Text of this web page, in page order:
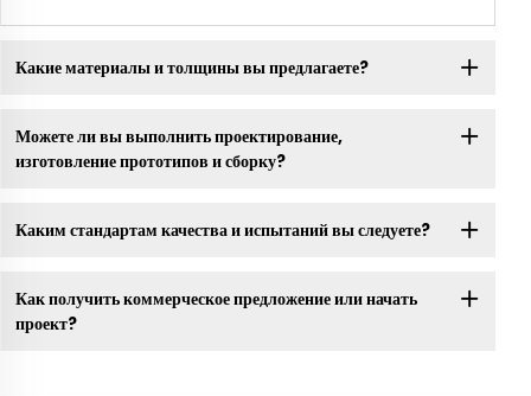
Какие материалы и толщины вы предлагаете?
Можете ли вы выполнить проектирование,
изготовление прототипов и сборку?
Каким стандартам качества и испытаний вы следуете?
Как получить коммерческое предложение или начать
проект?